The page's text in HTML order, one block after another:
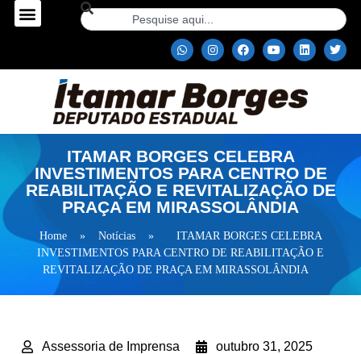
ITAMAR BORGES CELEBRA
INVESTIMENTOS PARA CENTRO DE
REABILITAÇÃO E REVITALIZAÇÃO DE
PRAÇA EM MIRASSOLÂNDIA
Home » Notícias »
ITAMAR BORGES CELEBRA
INVESTIMENTOS PARA CENTRO DE REABILITAÇÃO E
REVITALIZAÇÃO DE PRAÇA EM MIRASSOLÂNDIA
Assessoria de Imprensa outubro 31, 2025